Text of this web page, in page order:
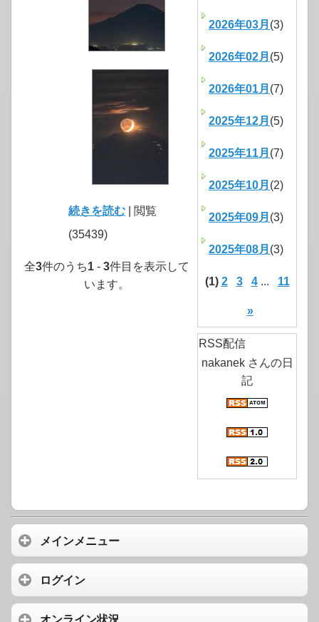
続きを読む | 閲覧
(35439)
全3件のうち1 - 3件目を表示して
います。
2026年03月 (3)
2026年02月 (5)
2026年01月 (7)
2025年12月 (5)
2025年11月 (7)
2025年10月 (2)
2025年09月 (3)
2025年08月 (3)
(1) 2 3 4... 11
»
RSS配信
nakanek さんの日
記
メインメニュー
ログイン
オンライン状況